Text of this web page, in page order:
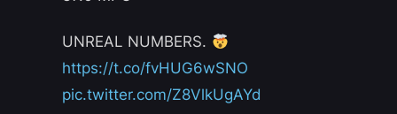
UNREAL NUMBERS.
https://t.co/fvHUG6wSNO
pic.twitter.com/Z8VlkUgAYd